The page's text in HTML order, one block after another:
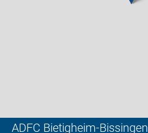
ADFC Bietigheim-Bissingen